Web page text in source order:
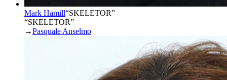
Mark Hamill“SKELETOR”
“SKELETOR”
→Pasquale Anselmo